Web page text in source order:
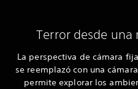
Terror desde una
La perspectiva de cámara
se reemplazó con una
permite explorar los